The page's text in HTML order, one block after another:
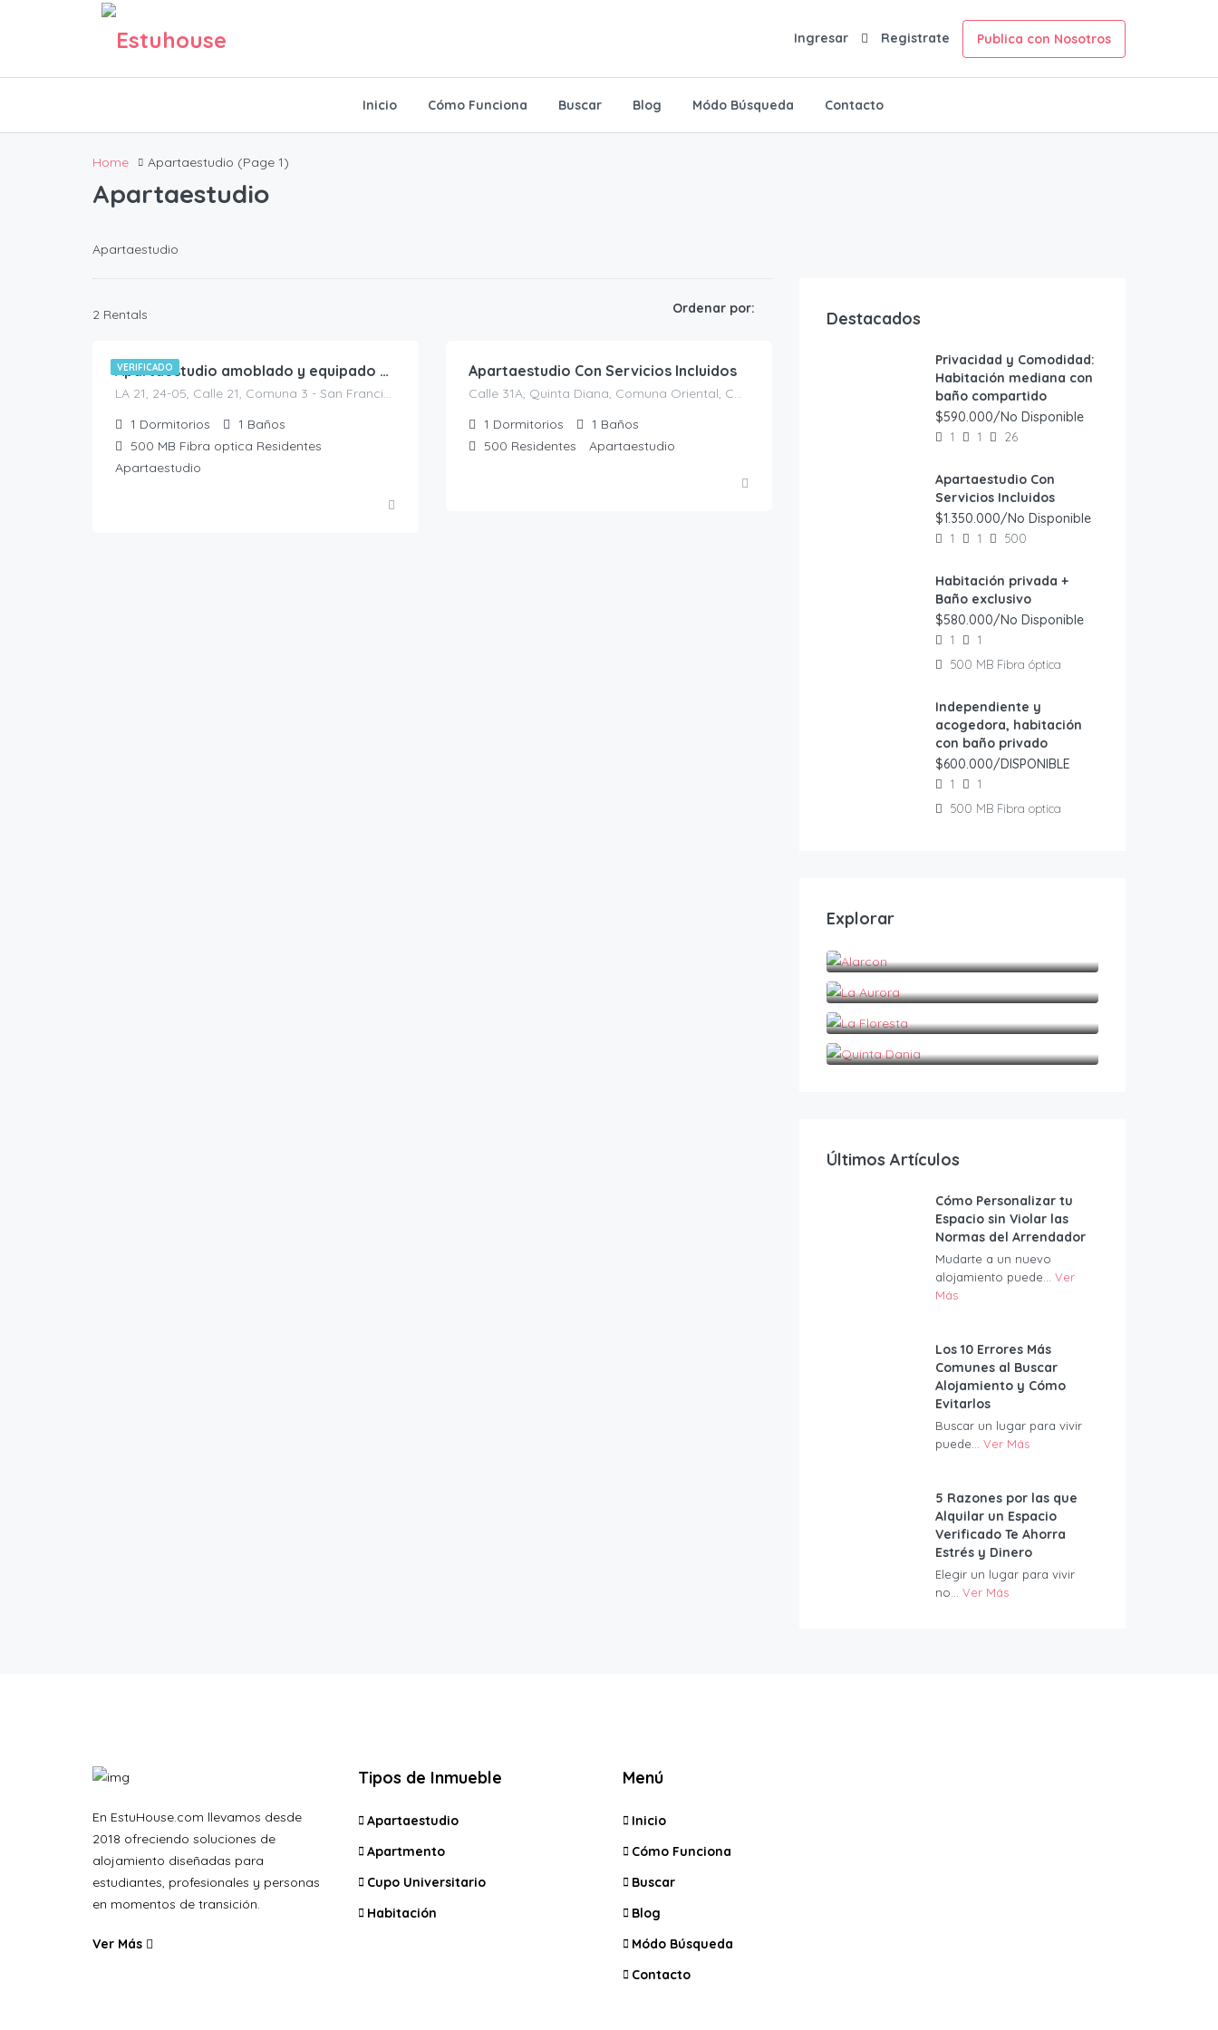
Ingresar Registrate Publica con Nosotros
Inicio Cómo Funciona Buscar Blog Módo Búsqueda Contacto
Home Apartaestudio (Page 1)
Apartaestudio
Apartaestudio
2 Rentals Ordenar por:
VERIFICADO
1.100.000
Apartaestudio amoblado y equipado para tu comodidad
LA 21, 24-05, Calle 21, Comuna 3 - San Francisco, Perímetro Urbano Bucaramanga, Bucaramanga, Metropolitana, Santander, RAP Gran Santander, 680002, Colombia
1 Dormitorios 1 Baños
500 MB Fibra optica Residentes
Apartaestudio
Apartaestudio Con Servicios Incluidos
Calle 31A, Quinta Diana, Comuna Oriental, Comuna 13 - Oriental, Perímetro Urbano Bucaramanga, Metropolitana, Santander, RAP Gran Santander, 680002, Colombia
1 Dormitorios 1 Baños
500 Residentes Apartaestudio
Destacados
Privacidad y Comodidad:
Habitación mediana con
baño compartido
$590.000/No Disponible
1 1 26
Apartaestudio Con
Servicios Incluidos
$1.350.000/No Disponible
1 1 500
Habitación privada +
Baño exclusivo
$580.000/No Disponible
1
1
500 MB Fibra óptica
Independiente y
acogedora, habitación
con baño privado
$600.000/DISPONIBLE
1
1
500 MB Fibra optica
Explorar
Últimos Artículos
Cómo Personalizar tu
Espacio sin Violar las
Normas del Arrendador
Mudarte a un nuevo
alojamiento puede... Ver
Más
Los 10 Errores Más
Comunes al Buscar
Alojamiento y Cómo
Evitarlos
Buscar un lugar para vivir
puede... Ver Más
5 Razones por las que
Alquilar un Espacio
Verificado Te Ahorra
Estrés y Dinero
Elegir un lugar para vivir
no... Ver Más
En EstuHouse.com llevamos desde
2018 ofreciendo soluciones de
alojamiento diseñadas para
estudiantes, profesionales y personas
en momentos de transición.
Ver Más
Tipos de Inmueble
Apartaestudio
Apartmento
Cupo Universitario
Habitación
Menú
Inicio
Cómo Funciona
Buscar
Blog
Módo Búsqueda
Contacto